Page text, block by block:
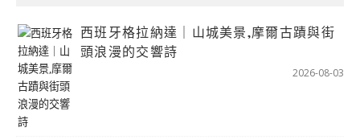
西班牙格拉納達｜山城美景,摩爾古蹟與街
頭浪漫的交響詩
2026-08-03